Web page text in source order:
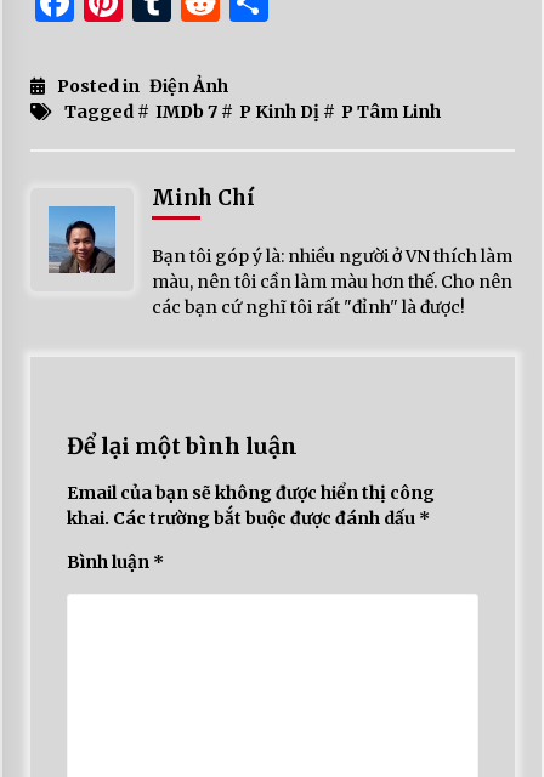
Posted in Điện Ảnh
Tagged # IMDb 7# P Kinh Dị# P Tâm Linh
Minh Chí
Bạn tôi góp ý là: nhiều người ở VN thích làm
màu, nên tôi cần làm màu hơn thế. Cho nên
các bạn cứ nghĩ tôi rất "đỉnh" là được!
Để lại một bình luận
Email của bạn sẽ không được hiển thị công
khai. Các trường bắt buộc được đánh dấu *
Bình luận *